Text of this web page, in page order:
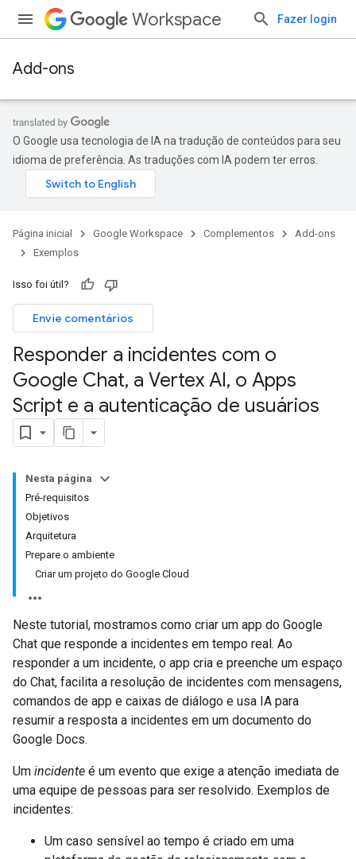
Workspace Fazer login
Add-ons
O Google usa tecnologia de IA na tradução de conteúdos para seu
idioma de preferência. As traduções com IA podem ter erros.
Página inicial Google Workspace Complementos
Add-ons
Exemplos
Isso foi útil?
Envie comentários
Responder a incidentes com o
Google Chat, a Vertex AI, o Apps
Script e a autenticação de usuários
Nesta página
Pré-requisitos
Objetivos
Arquitetura
Prepare o ambiente
Criar um projeto do Google Cloud
Neste tutorial, mostramos como criar um app do Google
Chat que responde a incidentes em tempo real. Ao
responder a um incidente, o app cria e preenche um espaço
do Chat, facilita a resolução de incidentes com mensagens,
comandos de app e caixas de diálogo e usa IA para
resumir a resposta a incidentes em um documento do
Google Docs.
Um incidente é um evento que exige a atenção imediata de
uma equipe de pessoas para ser resolvido. Exemplos de
incidentes:
Um caso sensível ao tempo é criado em uma